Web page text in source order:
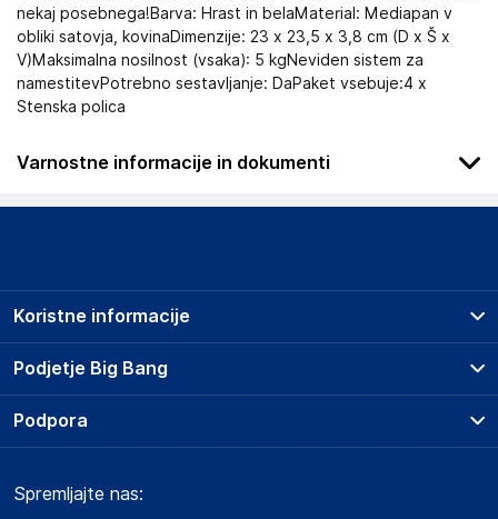
nekaj posebnega!Barva: Hrast in belaMaterial: Mediapan v
obliki satovja, kovinaDimenzije: 23 x 23,5 x 3,8 cm (D x Š x
V)Maksimalna nosilnost (vsaka): 5 kgNeviden sistem za
namestitevPotrebno sestavljanje: DaPaket vsebuje:4 x
Stenska polica
Varnostne informacije in dokumenti
Podatki o proizvajalcu
Haba Trading B.V.
The Netherlands
Gospodarski subjekt s sedežem v EU, ki zagotavlja skladnost
izdelka z zahtevanimi predpisi.
Podjetje Big Bang
O podjetju
Obvestila za javnost
Koristne informacije
Prodajna mesta
Storitve
Dostava, vnos in odvoz
Podpora
Marketplace
Spremljajte nas: